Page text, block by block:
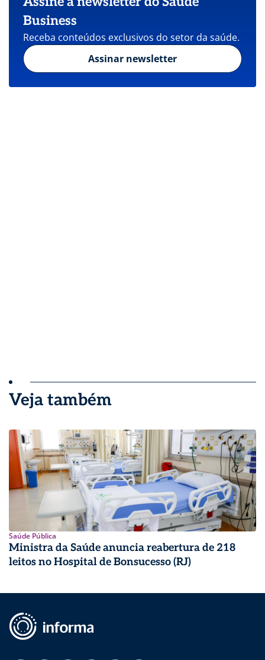
Business
Receba conteúdos exclusivos do setor da saúde.
Assinar newsletter
Veja também
Saúde Pública
Ministra da Saúde anuncia reabertura de 218
leitos no Hospital de Bonsucesso (RJ)